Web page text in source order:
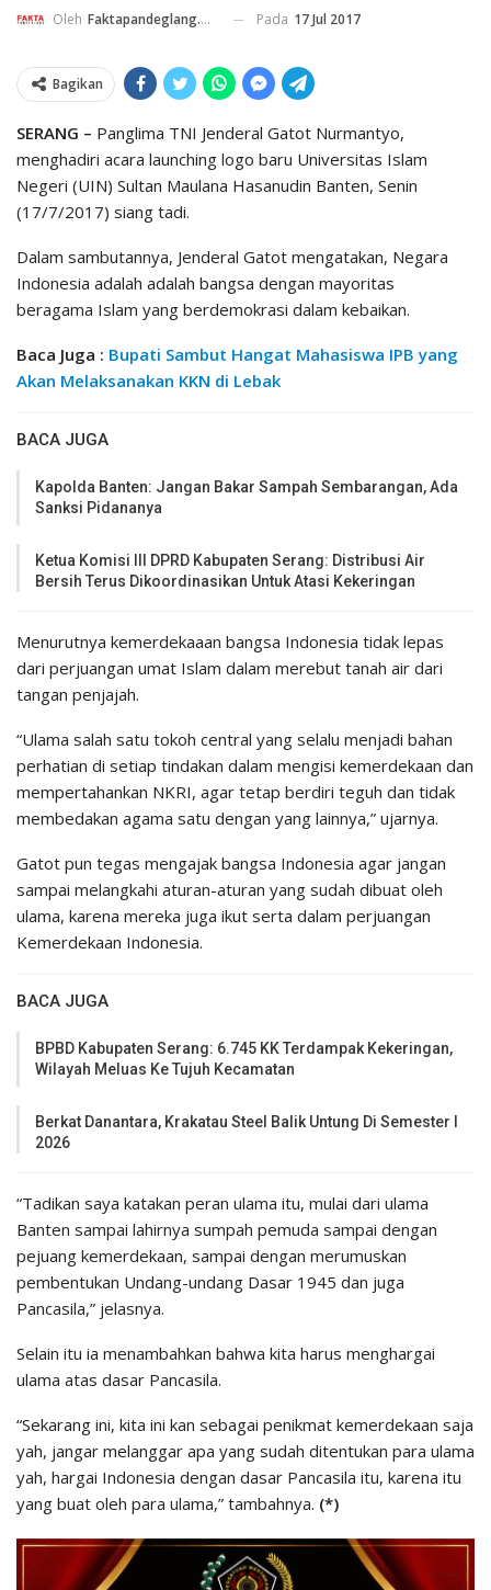
Oleh Faktapandeglang.co.id Pada 17 Jul 2017
Bagikan
SERANG – Panglima TNI Jenderal Gatot Nurmantyo,
menghadiri acara launching logo baru Universitas Islam
Negeri (UIN) Sultan Maulana Hasanudin Banten, Senin
(17/7/2017) siang tadi.
Dalam sambutannya, Jenderal Gatot mengatakan, Negara
Indonesia adalah adalah bangsa dengan mayoritas
beragama Islam yang berdemokrasi dalam kebaikan.
Baca Juga : Bupati Sambut Hangat Mahasiswa IPB yang
Akan Melaksanakan KKN di Lebak
BACA JUGA
Kapolda Banten: Jangan Bakar Sampah Sembarangan, Ada
Sanksi Pidananya
Ketua Komisi III DPRD Kabupaten Serang: Distribusi Air
Bersih Terus Dikoordinasikan Untuk Atasi Kekeringan
Menurutnya kemerdekaaan bangsa Indonesia tidak lepas
dari perjuangan umat Islam dalam merebut tanah air dari
tangan penjajah.
“Ulama salah satu tokoh central yang selalu menjadi bahan
perhatian di setiap tindakan dalam mengisi kemerdekaan dan
mempertahankan NKRI, agar tetap berdiri teguh dan tidak
membedakan agama satu dengan yang lainnya,” ujarnya.
Gatot pun tegas mengajak bangsa Indonesia agar jangan
sampai melangkahi aturan-aturan yang sudah dibuat oleh
ulama, karena mereka juga ikut serta dalam perjuangan
Kemerdekaan Indonesia.
BACA JUGA
BPBD Kabupaten Serang: 6.745 KK Terdampak Kekeringan,
Wilayah Meluas Ke Tujuh Kecamatan
Berkat Danantara, Krakatau Steel Balik Untung Di Semester I
2026
“Tadikan saya katakan peran ulama itu, mulai dari ulama
Banten sampai lahirnya sumpah pemuda sampai dengan
pejuang kemerdekaan, sampai dengan merumuskan
pembentukan Undang-undang Dasar 1945 dan juga
Pancasila,” jelasnya.
Selain itu ia menambahkan bahwa kita harus menghargai
ulama atas dasar Pancasila.
“Sekarang ini, kita ini kan sebagai penikmat kemerdekaan saja
yah, jangar melanggar apa yang sudah ditentukan para ulama
yah, hargai Indonesia dengan dasar Pancasila itu, karena itu
yang buat oleh para ulama,” tambahnya. (*)